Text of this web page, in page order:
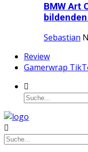
BMW Art
Sebastian
Review
Gamerwrap